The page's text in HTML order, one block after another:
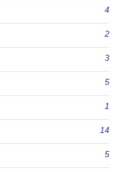
4
2
3
5
1
14
5